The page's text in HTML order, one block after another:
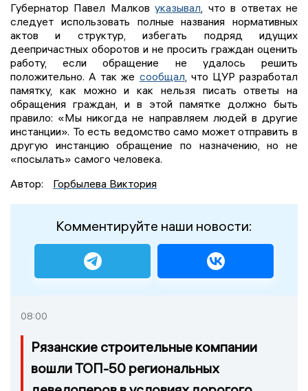
Губернатор Павел Малковуказывал, что в ответах не
следует использовать полные названия нормативных
актов и структур, избегать подряд идущих
деепричастных оборотов и не просить граждан оценить
работу, если обращение не удалось решить
положительно. А так же сообщал, что ЦУР разработал
памятку, как можно и как нельзя писать ответы на
обращения граждан, и в этой памятке должно быть
правило: «Мы никогда не направляем людей в другие
инстанции». То есть ведомство само может отправить в
другую инстанцию обращение по назначению, но не
«посылать» самого человека.
Автор:
Горбылева Виктория
Комментируйте наши новости:
08:00
Рязанские строительные компании
вошли ТОП-50 региональных